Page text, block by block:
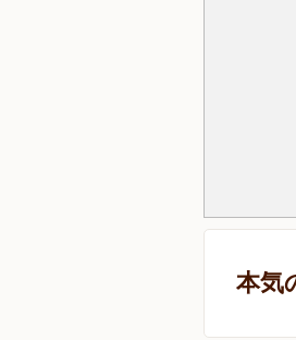
本気